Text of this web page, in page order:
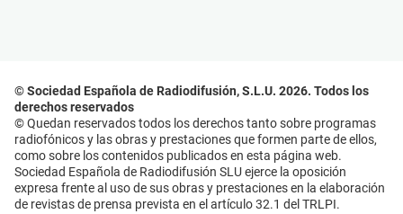
© Sociedad Española de Radiodifusión, S.L.U. 2026. Todos los
derechos reservados
© Quedan reservados todos los derechos tanto sobre programas
radiofónicos y las obras y prestaciones que formen parte de ellos,
como sobre los contenidos publicados en esta página web.
Sociedad Española de Radiodifusión SLU ejerce la oposición
expresa frente al uso de sus obras y prestaciones en la elaboración
de revistas de prensa prevista en el artículo 32.1 del TRLPI.